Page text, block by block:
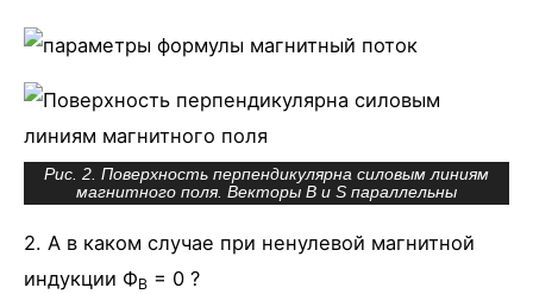
Рис. 2. Поверхность перпендикулярна силовым линиям
магнитного поля. Векторы B и S параллельны
2. А в каком случае при ненулевой магнитной
индукции ФB = 0 ?